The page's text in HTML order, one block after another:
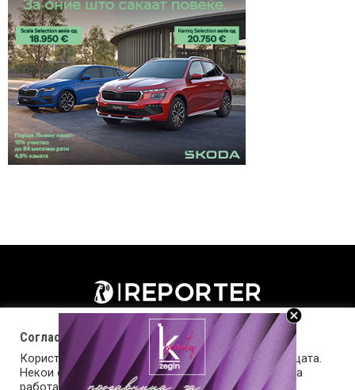
Согласност за колачиња (cookies)
Користиме колачиња за оптимизирање на страницата.
Некои од колачињата се од суштинско значење за
работата на страницата, а други помагаат да ја